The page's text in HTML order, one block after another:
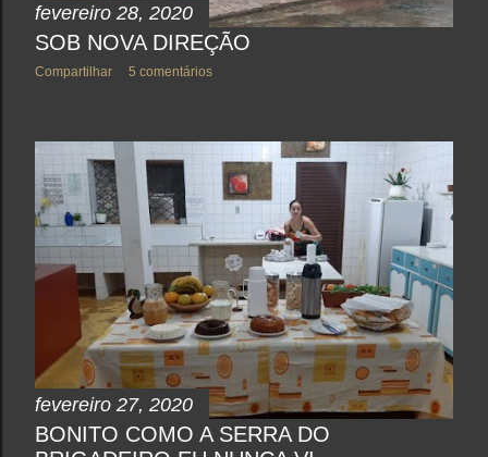
fevereiro 28, 2020
SOB NOVA DIREÇÃO
Compartilhar 5 comentários
fevereiro 27, 2020
BONITO COMO A SERRA DO